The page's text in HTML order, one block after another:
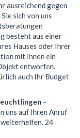
ausreichend gegen
sich von uns
besteht aus einer
Hauses oder Ihrer
mit Ihnen ein
entworfen.
auch Ihr Budget
-
uns auf Ihren Anruf
weiterhelfen. 24